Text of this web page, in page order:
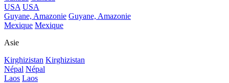
USA USA
Guyane, Amazonie Guyane, Amazonie
Mexique Mexique
Asie
Kirghizistan Kirghizistan
Népal Népal
Laos Laos